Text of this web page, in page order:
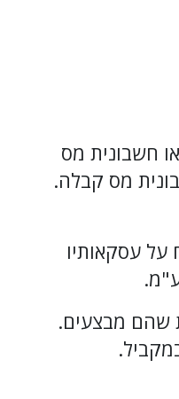
חשבונית מס
מס קבלה.
על עסקאותיו
שהם מבצעים.